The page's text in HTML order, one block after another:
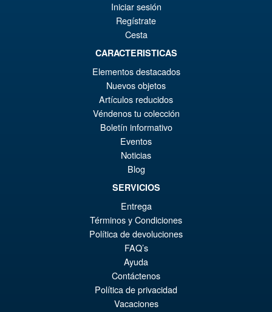
PRE ORDENA
S.H.MonsterArts Godzilla
Minus Zero (2026) Godzilla
Action Figure
PRE ORDENA
Iniciar sesión
Regístrate
Cesta
CARACTERISTICAS
Elementos destacados
Nuevos objetos
Artículos reducidos
Véndenos tu colección
Boletín informativo
Eventos
Noticias
Blog
SERVICIOS
Entrega
Términos y Condiciones
Política de devoluciones
FAQ’s
Ayuda
Contáctenos
Política de privacidad
Vacaciones